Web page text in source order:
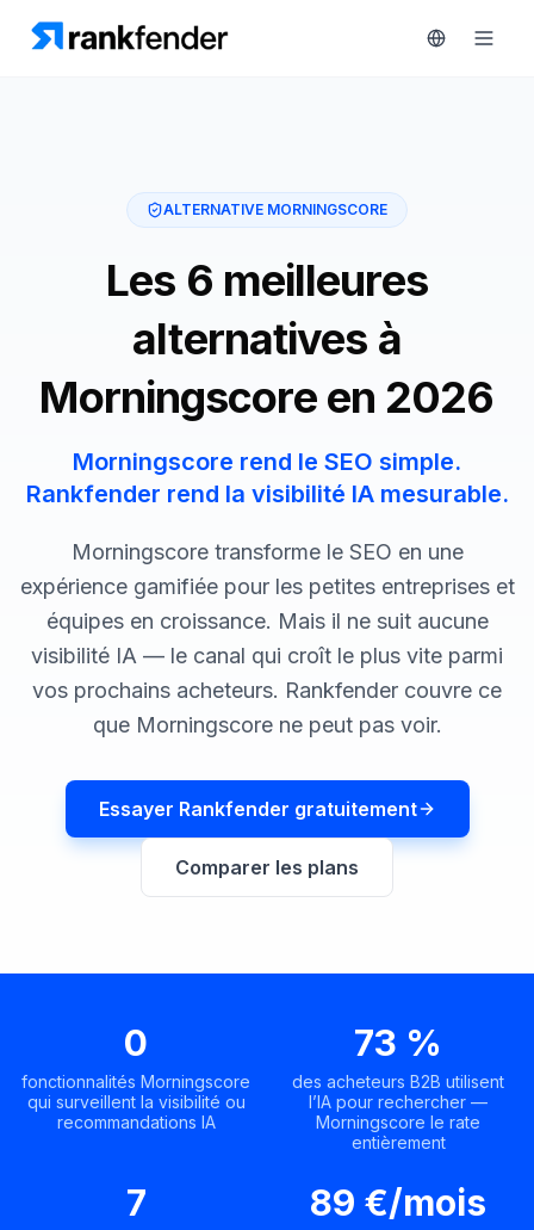
Plateforme
RAIVE
Analyse
concurrentielle
des mots-
clés
AGISSEZ
Engine
Intégrations
gratuits
Tarifs
démo
ALTERNATIVE MORNINGSCORE
Les 6 meilleures
alternatives à
Morningscore en 2026
Morningscore rend le SEO simple.
Rankfender rend la visibilité IA mesurable.
Morningscore transforme le SEO en une
expérience gamifiée pour les petites entreprises et
équipes en croissance. Mais il ne suit aucune
visibilité IA — le canal qui croît le plus vite parmi
vos prochains acheteurs. Rankfender couvre ce
que Morningscore ne peut pas voir.
Essayer Rankfender gratuitement
Comparer les plans
0
fonctionnalités Morningscore
qui surveillent la visibilité ou
recommandations IA
73 %
des acheteurs B2B utilisent
l’IA pour rechercher —
Morningscore le rate
entièrement
7 89 €/mois